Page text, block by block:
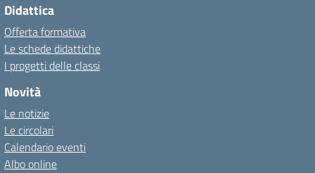
Didattica
Offerta formativa
Le schede didattiche
I progetti delle classi
Novità
Le notizie
Le circolari
Calendario eventi
Albo online